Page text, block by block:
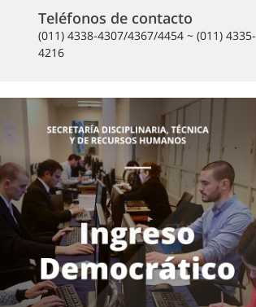
Teléfonos de contacto
(011) 4338-4307/4367/4454 ~ (011) 4335-
4216